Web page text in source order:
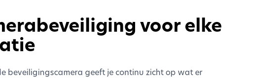
voor elke
beveiligingscamera geeft je continu zicht op wat er